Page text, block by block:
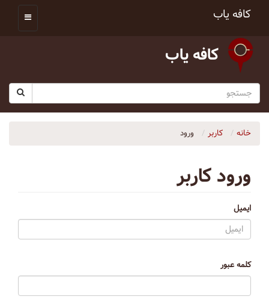
کافه یاب
کافه یاب
خانه کاربر ورود
ورود کاربر
ایمیل
کلمه عبور